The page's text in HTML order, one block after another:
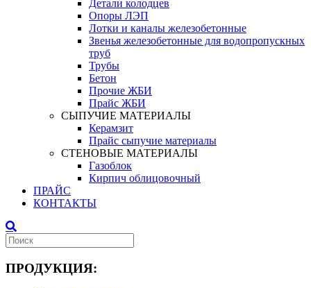
Детали колодцев
Опоры ЛЭП
Лотки и каналы железобетонные
Звенья железобетонные для водопропускных
труб
Трубы
Бетон
Прочие ЖБИ
Прайс ЖБИ
СЫПУЧИЕ МАТЕРИАЛЫ
Керамзит
Прайс сыпучие материалы
СТЕНОВЫЕ МАТЕРИАЛЫ
Газоблок
Кирпич облицовочный
ПРАЙС
КОНТАКТЫ
ПРОДУКЦИЯ: